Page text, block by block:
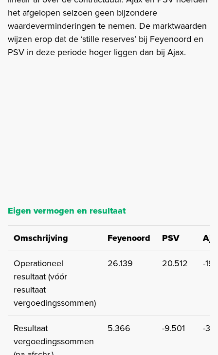
het afgelopen seizoen geen bijzondere
waardeverminderingen te nemen. De marktwaarden
wijzen erop dat de ‘stille reserves’ bij Feyenoord en
PSV in deze periode hoger liggen dan bij Ajax.
Eigen vermogen en resultaat
Omschrijving Feyenoord PSV
Operationeel
resultaat (vóór
resultaat
vergoedingssommen)
26.139 20.512 -
Resultaat
vergoedingssommen
5.366 -9.501 -